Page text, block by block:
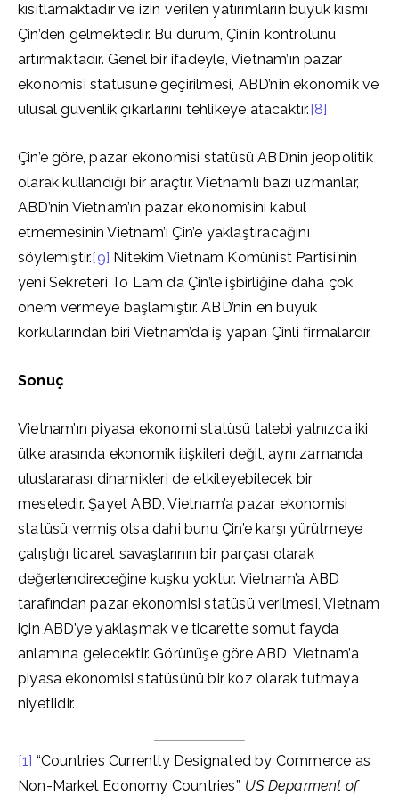
kısıtlamaktadır ve izin verilen yatırımların büyük kısmı
Çin’den gelmektedir. Bu durum, Çin’in kontrolünü
artırmaktadır. Genel bir ifadeyle, Vietnam’ın pazar
ekonomisi statüsüne geçirilmesi, ABD’nin ekonomik ve
ulusal güvenlik çıkarlarını tehlikeye atacaktır.[8]
Çin’e göre, pazar ekonomisi statüsü ABD’nin jeopolitik
olarak kullandığı bir araçtır. Vietnamlı bazı uzmanlar,
ABD’nin Vietnam’ın pazar ekonomisini kabul
etmemesinin Vietnam’ı Çin’e yaklaştıracağını
söylemiştir.[9] Nitekim Vietnam Komünist Partisi’nin
yeni Sekreteri To Lam da Çin’le işbirliğine daha çok
önem vermeye başlamıştır. ABD’nin en büyük
korkularından biri Vietnam’da iş yapan Çinli firmalardır.
Sonuç
Vietnam’ın piyasa ekonomi statüsü talebi yalnızca iki
ülke arasında ekonomik ilişkileri değil, aynı zamanda
uluslararası dinamikleri de etkileyebilecek bir
meseledir. Şayet ABD, Vietnam’a pazar ekonomisi
statüsü vermiş olsa dahi bunu Çin’e karşı yürütmeye
çalıştığı ticaret savaşlarının bir parçası olarak
değerlendireceğine kuşku yoktur. Vietnam’a ABD
tarafından pazar ekonomisi statüsü verilmesi, Vietnam
için ABD’ye yaklaşmak ve ticarette somut fayda
anlamına gelecektir. Görünüşe göre ABD, Vietnam’a
piyasa ekonomisi statüsünü bir koz olarak tutmaya
niyetlidir.
[1] “Countries Currently Designated by Commerce as
Non-Market Economy Countries”, US Deparment of